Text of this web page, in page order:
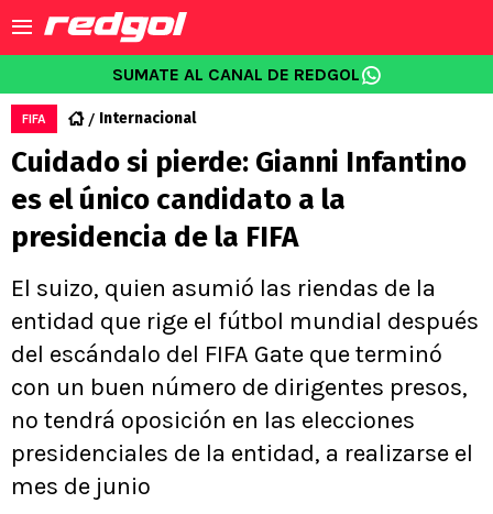
SUMATE AL CANAL DE REDGOL
FIFA Internacional
Cuidado si pierde: Gianni Infantino
es el único candidato a la
presidencia de la FIFA
El suizo, quien asumió las riendas de la
entidad que rige el fútbol mundial después
del escándalo del FIFA Gate que terminó
con un buen número de dirigentes presos,
no tendrá oposición en las elecciones
presidenciales de la entidad, a realizarse el
mes de junio